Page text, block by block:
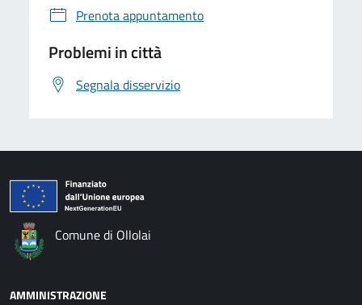
Prenota appuntamento
Problemi in città
Segnala disservizio
Comune di Ollolai
AMMINISTRAZIONE